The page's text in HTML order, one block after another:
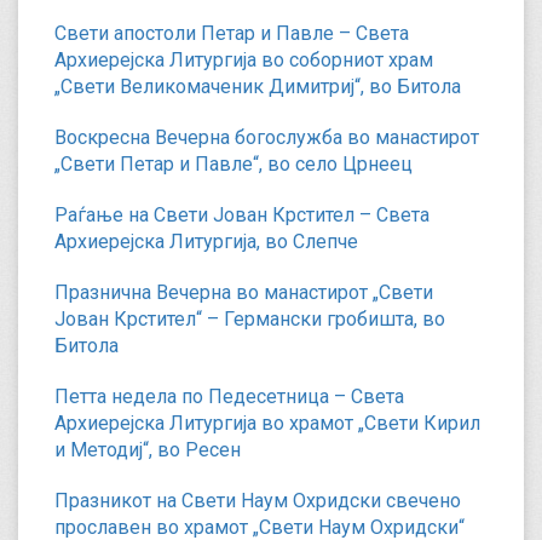
Свети апостоли Петар и Павле – Света
Архиерејска Литургија во соборниот храм
„Свети Великомаченик Димитриј“, во Битола
Воскресна Вечерна богослужба во манастирот
„Свети Петар и Павле“, во село Црнеец
Раѓање на Свети Јован Крстител – Света
Архиерејска Литургија, во Слепче
Празнична Вечерна во манастирот „Свети
Јован Крстител“ – Германски гробишта, во
Битола
Петта недела по Педесетница – Света
Архиерејска Литургија во храмот „Свети Кирил
и Методиј“, во Ресен
Празникот на Свети Наум Охридски свечено
прославен во храмот „Свети Наум Охридски“